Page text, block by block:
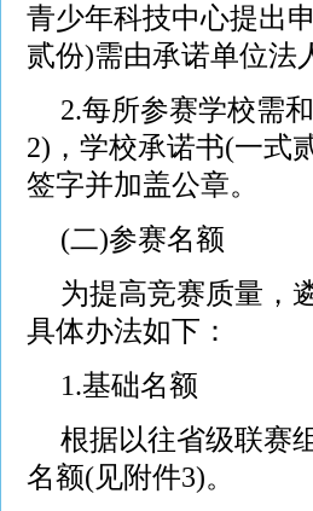
青少年科技中心提出
贰份)需由承诺单位法
2.每所参赛学校需
2)，学校承诺书(一式
签字并加盖公章。
(二)参赛名额
为提高竞赛质量，
具体办法如下：
1.基础名额
根据以往省级联赛
名额(见附件3)。